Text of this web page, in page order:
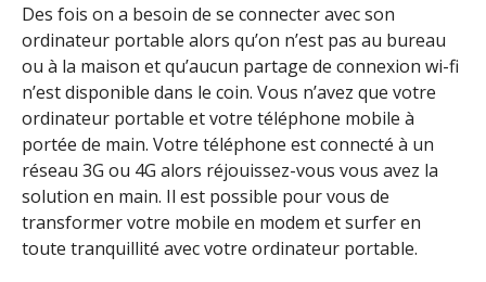
Des fois on a besoin de se connecter avec son
ordinateur portable alors qu’on n’est pas au bureau
ou à la maison et qu’aucun partage de connexion wi-fi
n’est disponible dans le coin. Vous n’avez que votre
ordinateur portable et votre téléphone mobile à
portée de main. Votre téléphone est connecté à un
réseau 3G ou 4G alors réjouissez-vous vous avez la
solution en main. Il est possible pour vous de
transformer votre mobile en modem et surfer en
toute tranquillité avec votre ordinateur portable.